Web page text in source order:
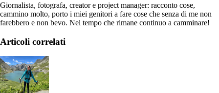
Giornalista, fotografa, creator e project manager: racconto cose,
cammino molto, porto i miei genitori a fare cose che senza di me non
farebbero e non bevo. Nel tempo che rimane continuo a camminare!
Articoli correlati